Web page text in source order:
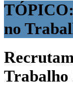
no
Trabalho